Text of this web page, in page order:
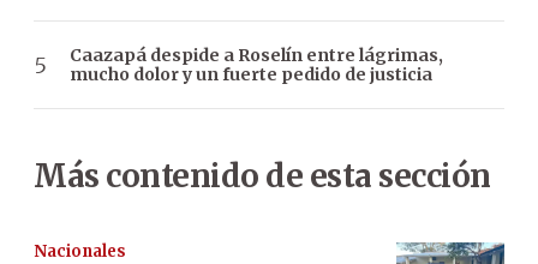
Caazapá despide a Roselín entre lágrimas,
mucho dolor y un fuerte pedido de justicia
Más contenido de esta sección
Nacionales